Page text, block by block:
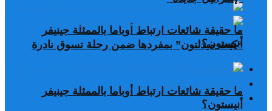
ما حقيقة شائعات ارتباط أوباما بالممثلة جينيفر
أنيستون؟
تغريدات
دراسات وبحوث
رياضة
“كيت ميدلتون” بمفردها ضمن رحلة تسوق نادرة
ما حقيقة شائعات ارتباط أوباما بالممثلة جينيفر
أنيستون؟